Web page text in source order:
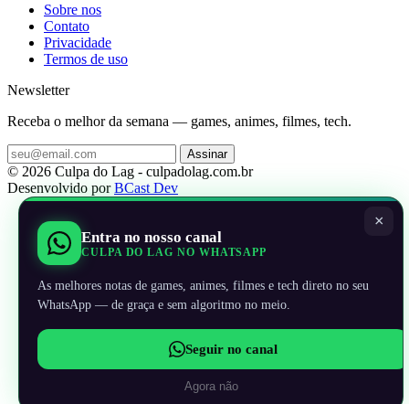
Sobre nos
Contato
Privacidade
Termos de uso
Newsletter
Receba o melhor da semana — games, animes, filmes, tech.
Assinar
© 2026 Culpa do Lag - culpadolag.com.br
Desenvolvido porBCast Dev
×
Entra no nosso canal
CULPA DO LAG NO WHATSAPP
As melhores notas de games, animes, filmes e tech direto no seu
WhatsApp — de graça e sem algoritmo no meio.
Seguir no canal
Agora não